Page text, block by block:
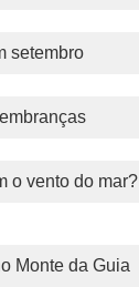
setembro
o vento do mar?
Monte da Guia